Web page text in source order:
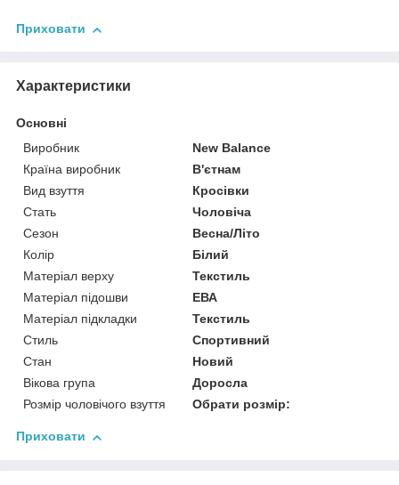
Приховати
Характеристики
Основні
Виробник
New Balance
Країна виробник
В'єтнам
Вид взуття
Кросівки
Стать
Чоловіча
Сезон
Весна/Літо
Колір
Білий
Матеріал верху
Текстиль
Матеріал підошви
ЕВА
Матеріал підкладки
Текстиль
Стиль
Спортивний
Стан
Новий
Вікова група
Доросла
Розмір чоловічого взуття
Обрати розмір:
Приховати